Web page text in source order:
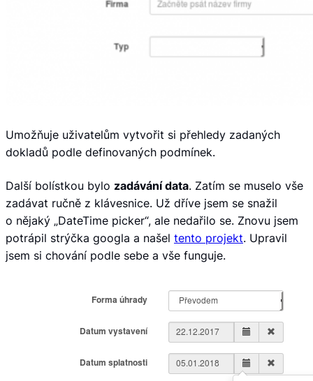
Umožňuje uživatelům vytvořit si přehledy zadaných
dokladů podle definovaných podmínek.
Další bolístkou bylo zadávání data. Zatím se muselo vše
zadávat ručně z klávesnice. Už dříve jsem se snažil
o nějaký „DateTime picker“, ale nedařilo se. Znovu jsem
potrápil strýčka googla a našel tento projekt. Upravil
jsem si chování podle sebe a vše funguje.